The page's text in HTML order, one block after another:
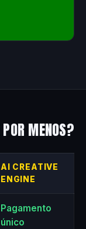
POR MENOS?
AI CREATIVE
ENGINE
Pagamento
único